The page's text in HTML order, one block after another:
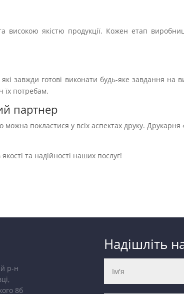
високою якістю продукції. Кожен етап
завжди готові виконати будь-яке завдання на
їх потребам.
партнер
можна покластися у всіх аспектах друку.
та надійності наших послуг!
р-н
8б
Надішліть